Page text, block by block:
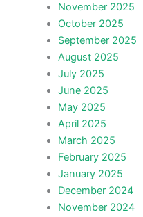
November 2025
October 2025
September 2025
August 2025
July 2025
June 2025
May 2025
April 2025
March 2025
February 2025
January 2025
December 2024
November 2024